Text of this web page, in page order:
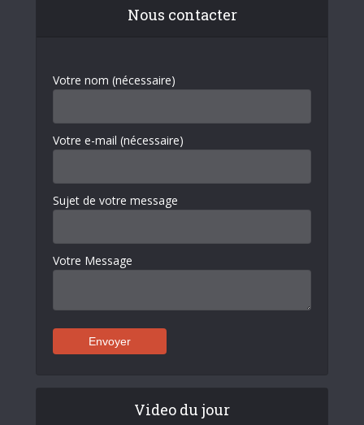
Nous contacter
Votre nom (nécessaire)
Votre e-mail (nécessaire)
Sujet de votre message
Votre Message
Video du jour